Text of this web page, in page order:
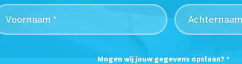
Mogen wij jouw gegevens opslaan? *